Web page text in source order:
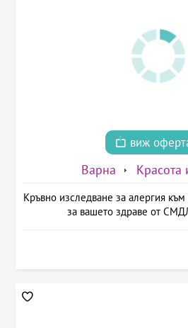
виж
Варна Красота
Кръвно изследване за алергия
за вашето здраве от